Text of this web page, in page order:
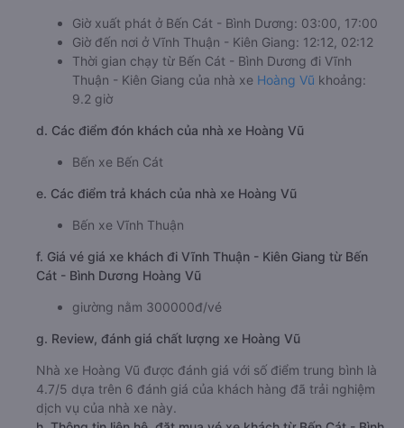
Giờ xuất phát ở Bến Cát - Bình Dương: 03:00, 17:00
Giờ đến nơi ở Vĩnh Thuận - Kiên Giang: 12:12, 02:12
Thời gian chạy từ Bến Cát - Bình Dương đi Vĩnh
Thuận - Kiên Giang của nhà xe Hoàng Vũ khoảng:
9.2 giờ
d. Các điểm đón khách của nhà xe Hoàng Vũ
Bến xe Bến Cát
e. Các điểm trả khách của nhà xe Hoàng Vũ
Bến xe Vĩnh Thuận
f. Giá vé giá xe khách đi Vĩnh Thuận - Kiên Giang từ Bến
Cát - Bình Dương Hoàng Vũ
giường nằm 300000đ/vé
g. Review, đánh giá chất lượng xe Hoàng Vũ
Nhà xe Hoàng Vũ được đánh giá với số điểm trung bình là
4.7/5 dựa trên 6 đánh giá của khách hàng đã trải nghiệm
dịch vụ của nhà xe này.